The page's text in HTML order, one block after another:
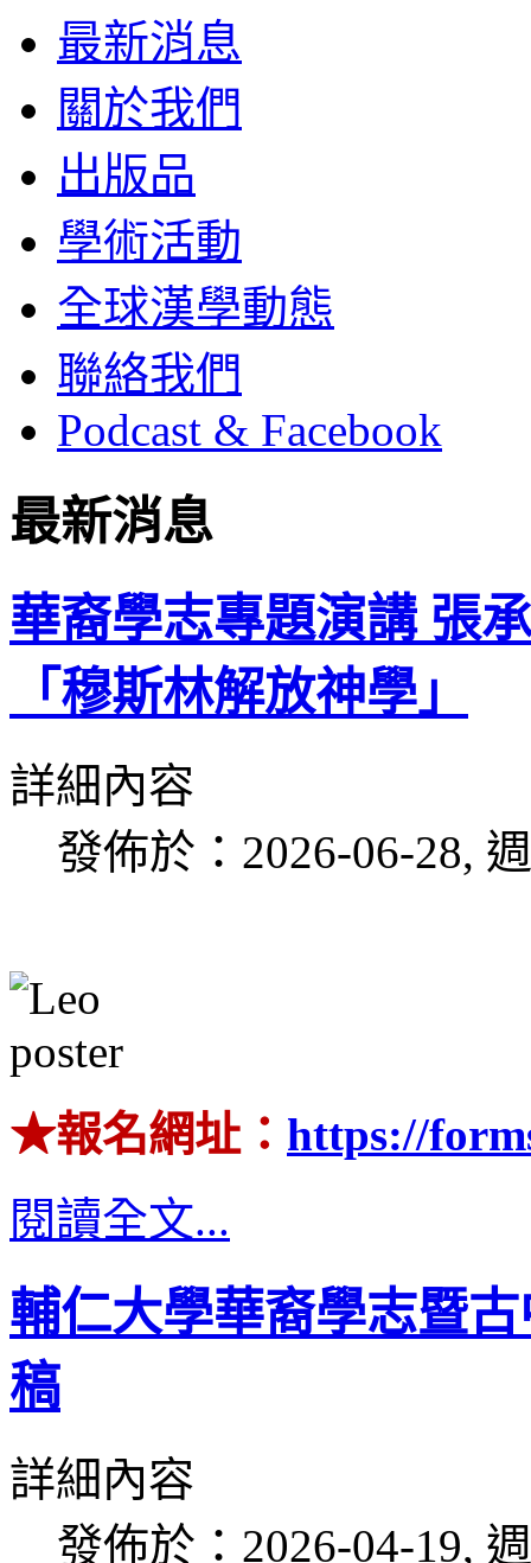
最新消息
關於我們
出版品
學術活動
全球漢學動態
聯絡我們
Podcast & Facebook
最新消息
華裔學志專題演講 張
「穆斯林解放神學」
詳細內容
發佈於：2026-06-28,
★報名網址： https://
閱讀全文...
輔仁大學華裔學志暨
稿
詳細內容
發佈於：2026-04-19,